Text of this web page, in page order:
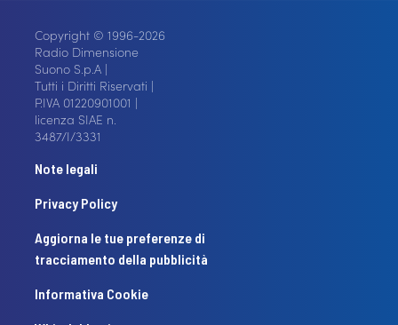
Copyright © 1996-2026
Radio Dimensione
Suono S.p.A |
Tutti i Diritti Riservati |
P.IVA 01220901001 |
licenza SIAE n.
3487/I/3331
Note legali
Privacy Policy
Aggiorna le tue preferenze di
tracciamento della pubblicità
Informativa Cookie